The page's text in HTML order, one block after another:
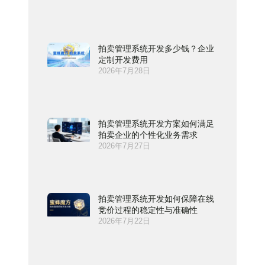
拍卖管理系统开发多少钱？企业
定制开发费用
2026年7月28日
拍卖管理系统开发方案如何满足
拍卖企业的个性化业务需求
2026年7月27日
拍卖管理系统开发如何保障在线
竞价过程的稳定性与准确性
2026年7月22日